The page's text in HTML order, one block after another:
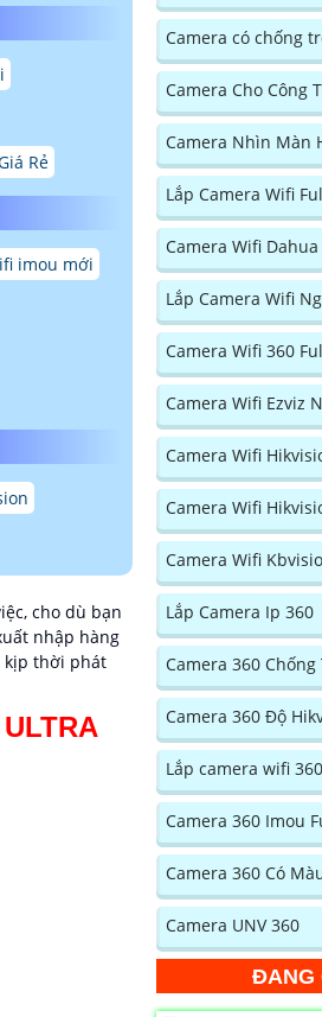
Rẻ
imou mới
cho dù bạn
nhập hàng
kịp thời phát
Camera có chống
Camera Cho Công
Camera Nhìn Màn
Lắp Camera Wifi
Camera Wifi
Lắp Camera Wifi
Camera Wifi 360
Camera Wifi Ezviz
Camera Wifi
Camera Wifi
Camera Wifi
Lắp Camera Ip 360
Camera 360
Camera 360 Độ
Lắp camera wifi
Camera 360 Imou
Camera 360 Có
Camera UNV 360
ĐANG